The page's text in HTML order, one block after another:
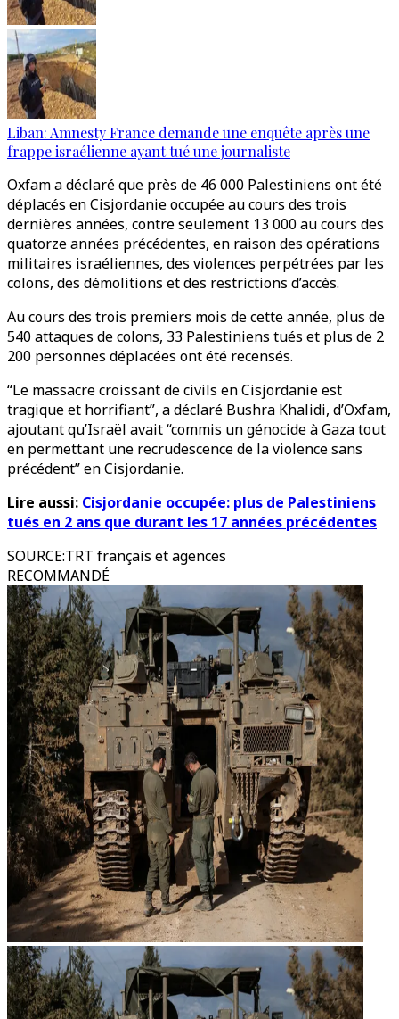
Liban: Amnesty France demande une enquête après une
frappe israélienne ayant tué une journaliste
Oxfam a déclaré que près de 46 000 Palestiniens ont été
déplacés en Cisjordanie occupée au cours des trois
dernières années, contre seulement 13 000 au cours des
quatorze années précédentes, en raison des opérations
militaires israéliennes, des violences perpétrées par les
colons, des démolitions et des restrictions d’accès.
Au cours des trois premiers mois de cette année, plus de
540 attaques de colons, 33 Palestiniens tués et plus de 2
200 personnes déplacées ont été recensés.
“Le massacre croissant de civils en Cisjordanie est
tragique et horrifiant”, a déclaré Bushra Khalidi, d’Oxfam,
ajoutant qu’Israël avait “commis un génocide à Gaza tout
en permettant une recrudescence de la violence sans
précédent” en Cisjordanie.
Lire aussi: Cisjordanie occupée: plus de Palestiniens
tués en 2 ans que durant les 17 années précédentes
SOURCE:TRT français et agences
RECOMMANDÉ